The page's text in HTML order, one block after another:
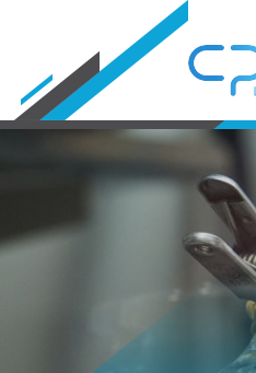
Cookies management panel